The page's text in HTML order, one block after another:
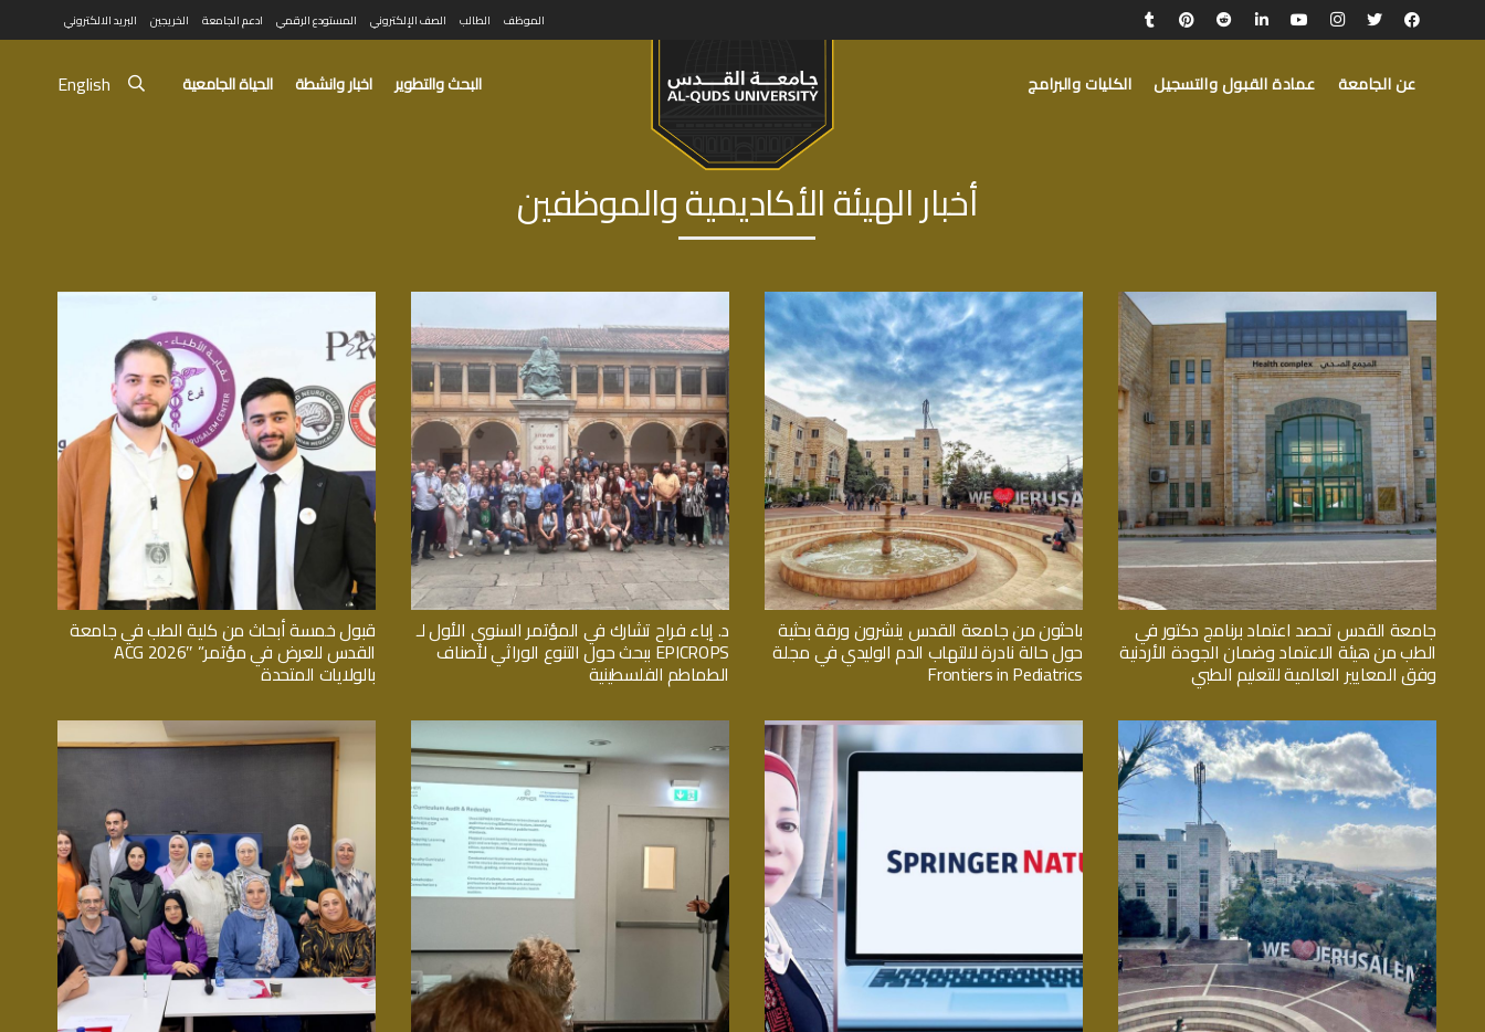
الموظف الطالب الصف الإلكتروني المستودع الرقمي ادعم الجامعة الخريجين البريد الالكتروني
عن الجامعة عمادة القبول والتسجيل الكليات والبرامج البحث والتطوير اخبار وانشطة الحياة الجامعية English
أخبار الهيئة الأكاديمية والموظفين
جامعة القدس تحصد اعتماد برنامج دكتور في
الطب من هيئة الاعتماد وضمان الجودة الأردنية
وفق المعايير العالمية للتعليم الطبي
باحثون من جامعة القدس ينشرون ورقة بحثية
حول حالة نادرة لالتهاب الدم الوليدي في مجلة
Frontiers in Pediatrics
د. إباء فراح تشارك في المؤتمر السنوي الأول لـ
EPICROPS ببحث حول التنوع الوراثي لأصناف
الطماطم الفلسطينية
قبول خمسة أبحاث من كلية الطب في جامعة
القدس للعرض في مؤتمر” ACG 2026″
بالولايات المتحدة